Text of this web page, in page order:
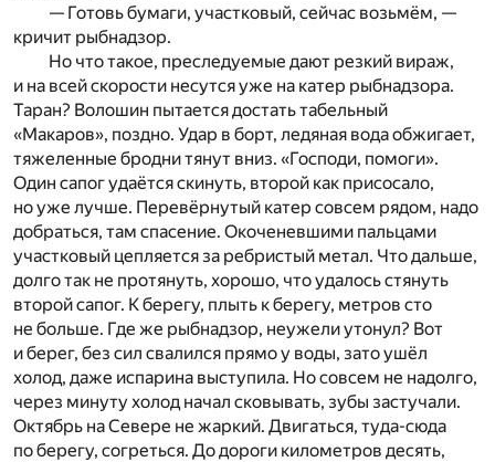
— Готовь бумаги, участковый, сейчас возьмём, —
кричит рыбнадзор.
Но что такое, преследуемые дают резкий вираж,
и на всей скорости несутся уже на катер рыбнадзора.
Таран? Волошин пытается достать табельный
«Макаров», поздно. Удар в борт, ледяная вода обжигает,
тяжеленные бродни тянут вниз. «Господи, помоги».
Один сапог удаётся скинуть, второй как присосало,
но уже лучше. Перевёрнутый катер совсем рядом, надо
добраться, там спасение. Окоченевшими пальцами
участковый цепляется за ребристый метал. Что дальше,
долго так не протянуть, хорошо, что удалось стянуть
второй сапог. К берегу, плыть к берегу, метров сто
не больше. Где же рыбнадзор, неужели утонул? Вот
и берег, без сил свалился прямо у воды, зато ушёл
холод, даже испарина выступила. Но совсем не надолго,
через минуту холод начал сковывать, зубы застучали.
Октябрь на Севере не жаркий. Двигаться, туда-сюда
по берегу, согреться. До дороги километров десять,